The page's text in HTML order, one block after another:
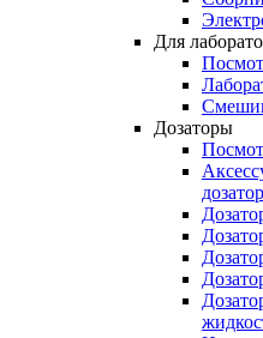
Для
Дозаторы